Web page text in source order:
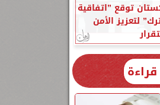
توقع ”اتفاقية
لتعزيز الأمن